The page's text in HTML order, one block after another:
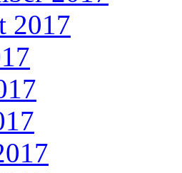
2017